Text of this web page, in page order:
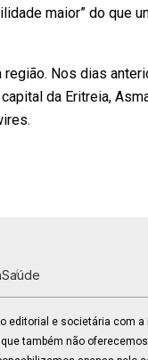
maior” do que
Nos dias
da Eritreia,
Saúde
e societária com a
também não